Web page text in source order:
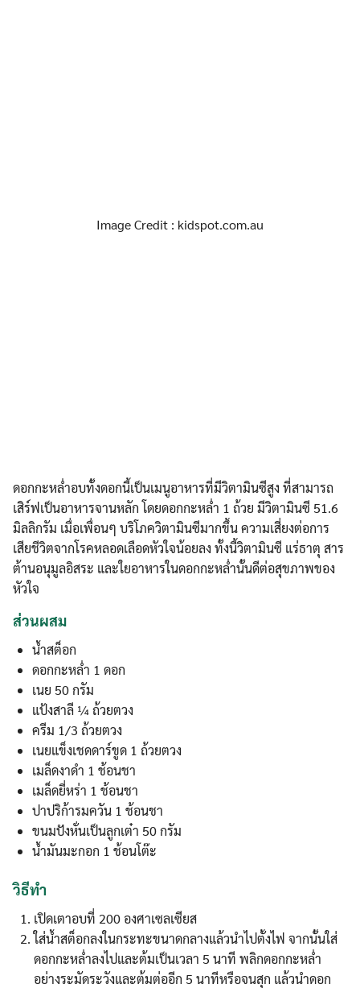
Image Credit : kidspot.com.au
ดอกกะหล่ำอบทั้งดอกนี้เป็นเมนูอาหารที่มีวิตามินซีสูง ที่สามารถ
เสิร์ฟเป็นอาหารจานหลัก โดยดอกกะหล่ำ 1 ถ้วย มีวิตามินซี 51.6
มิลลิกรัม เมื่อเพื่อนๆ บริโภควิตามินซีมากขึ้น ความเสี่ยงต่อการ
เสียชีวิตจากโรคหลอดเลือดหัวใจน้อยลง ทั้งนี้วิตามินซี แร่ธาตุ สาร
ต้านอนุมูลอิสระ และใยอาหารในดอกกะหล่ำนั้นดีต่อสุขภาพของ
หัวใจ
ส่วนผสม
น้ำสต็อก
ดอกกะหล่ำ 1 ดอก
เนย 50 กรัม
แป้งสาลี ¼ ถ้วยตวง
ครีม 1/3 ถ้วยตวง
เนยแข็งเชดดาร์ขูด 1 ถ้วยตวง
เมล็ดงาดำ 1 ช้อนชา
เมล็ดยี่หร่า 1 ช้อนชา
ปาปริก้ารมควัน 1 ช้อนชา
ขนมปังหั่นเป็นลูกเต๋า 50 กรัม
น้ำมันมะกอก 1 ช้อนโต๊ะ
วิธีทำ
เปิดเตาอบที่ 200 องศาเซลเซียส
ใส่น้ำสต็อกลงในกระทะขนาดกลางแล้วนำไปตั้งไฟ จากนั้นใส่
ดอกกะหล่ำลงไปและต้มเป็นเวลา 5 นาที พลิกดอกกะหล่ำ
อย่างระมัดระวังและต้มต่ออีก 5 นาทีหรือจนสุก แล้วนำดอก